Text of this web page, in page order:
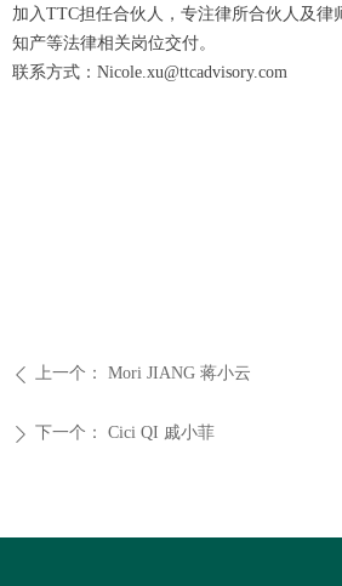
ꄴ 上一个： Mori JIANG 蒋小云
ꄲ 下一个： Cici QI 戚小菲
加入TTC担任合伙人，专注律所合伙人及律
知产等法律相关岗位交付。
联系方式：Nicole.xu@ttcadvisory.com